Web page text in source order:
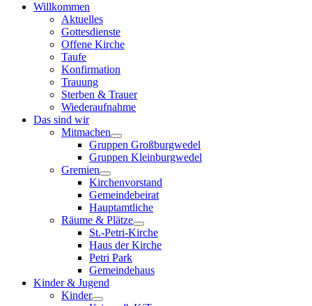
Willkommen
Aktuelles
Gottesdienste
Offene Kirche
Taufe
Konfirmation
Trauung
Sterben & Trauer
Wiederaufnahme
Das sind wir
Mitmachen
Gruppen Großburgwedel
Gruppen Kleinburgwedel
Gremien
Kirchenvorstand
Gemeindebeirat
Hauptamtliche
Räume & Plätze
St.-Petri-Kirche
Haus der Kirche
Petri Park
Gemeindehaus
Kinder & Jugend
Kinder